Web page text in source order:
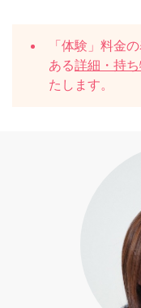
「体験」料金
ある詳細・持ち
たします。